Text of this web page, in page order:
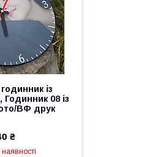
із
Годинник 08 із
ВФ друк
₴